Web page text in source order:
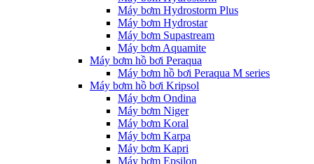
Máy bơm Hydrostorm Plus
Máy bơm Hydrostar
Máy bơm Supastream
Máy bơm Aquamite
Máy bơm hồ bơi Peraqua
Máy bơm hồ bơi Peraqua M series
Máy bơm hồ bơi Kripsol
Máy bơm Ondina
Máy bơm Niger
Máy bơm Koral
Máy bơm Karpa
Máy bơm Kapri
Máy bơm Epsilon